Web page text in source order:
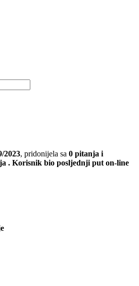
2023, pridonijela sa 0 pitanja i
. Korisnik bio posljednji put on-line